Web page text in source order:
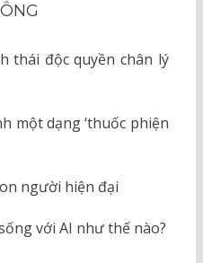
thái độc quyền chân lý
một dạng ‘thuốc phiện
người hiện đại
với AI như thế nào?